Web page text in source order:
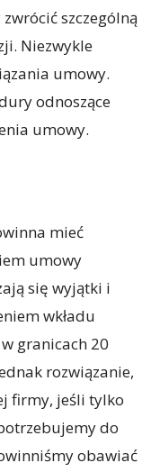
szczególną
Niezwykle
umowy.
odnoszące
umowy.
mieć
umowy
się wyjątki i
wkładu
granicach 20
rozwiązanie,
firmy, jeśli tylko
do
obawiać